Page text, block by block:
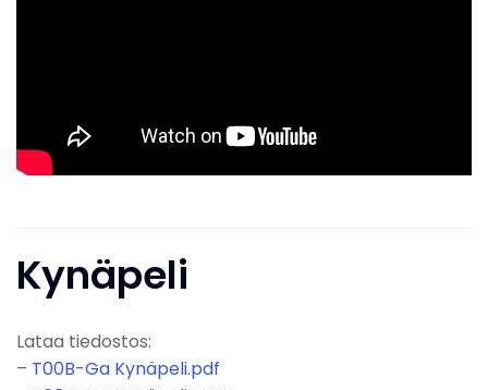
Kynäpeli
Lataa tiedostos:
– T00B-Ga Kynäpeli.pdf